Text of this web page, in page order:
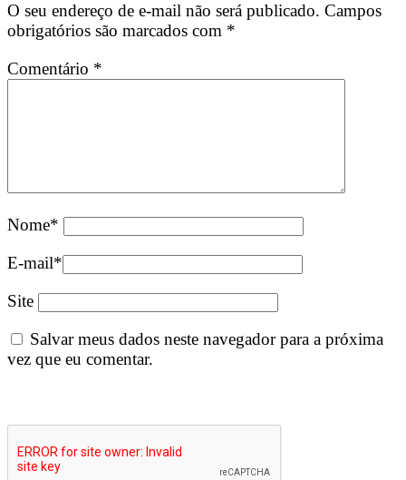
O seu endereço de e-mail não será publicado. Campos
obrigatórios são marcados com *
Comentário *
Nome*
E-mail*
Site
Salvar meus dados neste navegador para a próxima
vez que eu comentar.